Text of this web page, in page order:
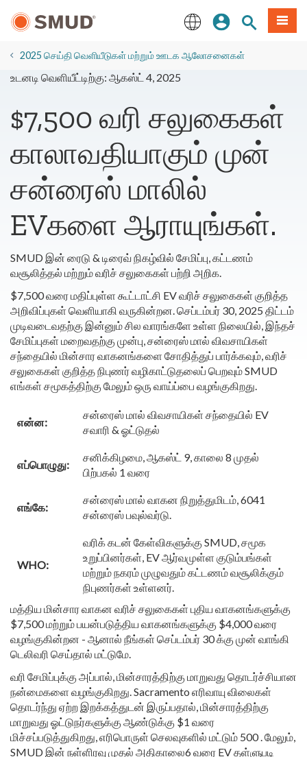
உள்ளடக்கத்திற்கு
உள்நுழையவும்
தளத் தேடல்
2025 செய்தி வெளியீடுகள் மற்றும் ஊடக ஆலோசனைகள்
உடனடி வெளியீட்டிற்கு: ஆகஸ்ட் 4, 2025
$7,500 வரி சலுகைகள்
காலாவதியாகும் முன்
சன்ரைஸ் மாலில்
EVகளை ஆராயுங்கள்.
SMUD இன் ரைடு & டிரைவ் நிகழ்வில் சேமிப்பு, கட்டணம்
வசூலித்தல் மற்றும் வரிச் சலுகைகள் பற்றி அறிக.
$7,500 வரை மதிப்புள்ள கூட்டாட்சி EV வரிச் சலுகைகள் குறித்த
அறிவிப்புகள் வெளியாகி வருகின்றன. செப்டம்பர் 30, 2025 திட்டம்
முடிவடைவதற்கு இன்னும் சில வாரங்களே உள்ள நிலையில், இந்தச்
சேமிப்புகள் மறைவதற்கு முன்பு, சன்ரைஸ் மால் விவசாயிகள்
சந்தையில் மின்சார வாகனங்களை சோதித்துப் பார்க்கவும், வரிச்
சலுகைகள் குறித்த நிபுணர் வழிகாட்டுதலைப் பெறவும் SMUD
எங்கள் சமூகத்திற்கு மேலும் ஒரு வாய்ப்பை வழங்குகிறது.
என்ன:
சன்ரைஸ் மால் விவசாயிகள் சந்தையில் EV
சவாரி & ஓட்டுதல்
எப்பொழுது:
சனிக்கிழமை, ஆகஸ்ட் 9, காலை 8 முதல்
பிற்பகல் 1 வரை
எங்கே:
சன்ரைஸ் மால் வாகன நிறுத்துமிடம், 6041
சன்ரைஸ் பவுல்வர்டு.
WHO:
வரிக் கடன் கேள்விகளுக்கு SMUD, சமூக
உறுப்பினர்கள், EV ஆர்வமுள்ள குடும்பங்கள்
மற்றும் நகரம் முழுவதும் கட்டணம் வசூலிக்கும்
நிபுணர்கள் உள்ளனர்.
மத்திய மின்சார வாகன வரிச் சலுகைகள் புதிய வாகனங்களுக்கு
$7,500 மற்றும் பயன்படுத்திய வாகனங்களுக்கு $4,000 வரை
வழங்குகின்றன - ஆனால் நீங்கள் செப்டம்பர் 30 க்கு முன் வாங்கி
டெலிவரி செய்தால் மட்டுமே.
வரி சேமிப்புக்கு அப்பால், மின்சாரத்திற்கு மாறுவது தொடர்ச்சியான
நன்மைகளை வழங்குகிறது. Sacramento எரிவாயு விலைகள்
தொடர்ந்து ஏற்ற இறக்கத்துடன் இருப்பதால், மின்சாரத்திற்கு
மாறுவது ஓட்டுநர்களுக்கு ஆண்டுக்கு $1 வரை
மிச்சப்படுத்துகிறது, எரிபொருள் செலவுகளில் மட்டும் 500 . மேலும்,
SMUD இன் நள்ளிரவு முதல் அதிகாலை6 வரை EV தள்ளுபடி